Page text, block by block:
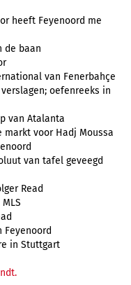
heeft Feyenoord me
de baan
van Fenerbahçe
oefenreeks in
van Atalanta
voor Hadj Moussa
van tafel geveegd
Read
Feyenoord
in Stuttgart